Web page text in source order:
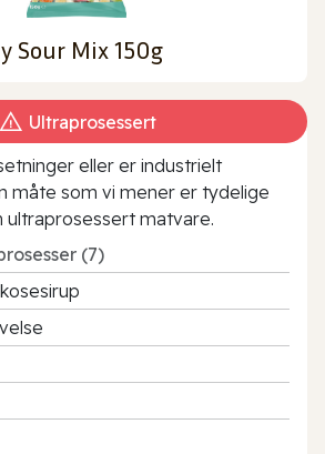
Sour Mix 150g
Ultraprosessert
eller er industrielt
måte som vi mener er tydelige
ultraprosessert matvare.
(7)